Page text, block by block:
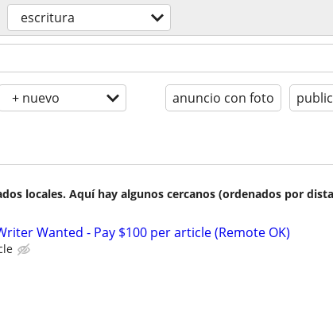
escritura
+ nuevo anuncio con foto
locales. Aquí hay algunos cercanos (ordenados por
Wanted - Pay $100 per article (Remote OK)